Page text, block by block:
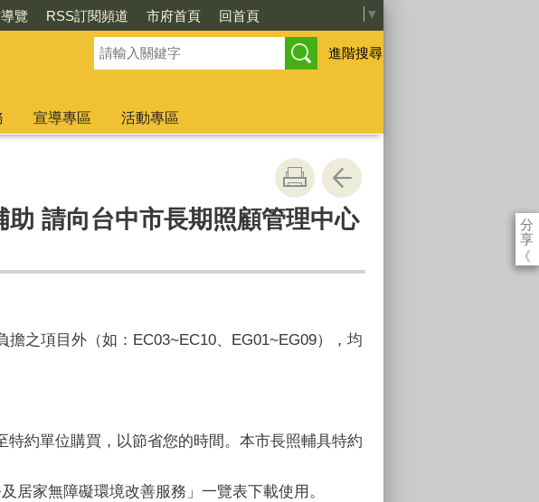
覽 RSS訂閱頻道 市府首頁 回首頁 ▼
進階搜尋
宣導專區
活動專區
分
享
《
請向台中市長期照顧管理中心
之項目外（如：EC03~EC10、EG01~EG09），均
約單位購買，以節省您的時間。本市長照輔具特約
居家無障礙環境改善服務」一覽表下載使用。